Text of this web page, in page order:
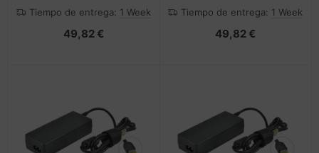
Tiempo de entrega: 1 Week
49,82 €
Tiempo de entrega: 1 Week
49,82 €